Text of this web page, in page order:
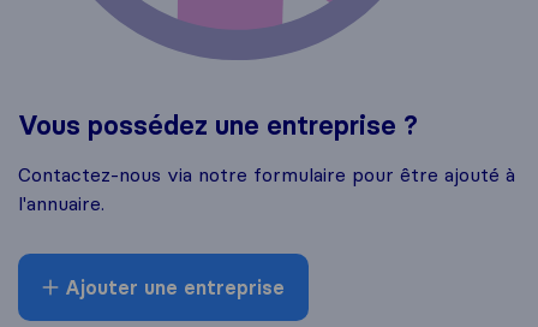
Vous possédez une entreprise ?
Contactez-nous via notre formulaire pour être ajouté à
l'annuaire.
Ajouter une entreprise